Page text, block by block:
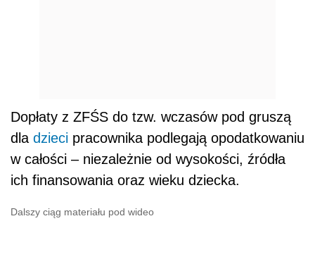
Dopłaty z ZFŚS do tzw. wczasów pod gruszą
dla dzieci pracownika podlegają opodatkowaniu
w całości – niezależnie od wysokości, źródła
ich finansowania oraz wieku dziecka.
Dalszy ciąg materiału pod wideo